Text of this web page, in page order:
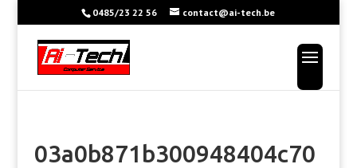
0485/23 22 56 contact@ai-tech.be
03a0b871b300948404c70